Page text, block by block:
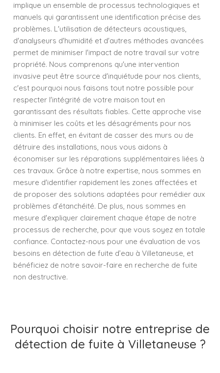
implique un ensemble de processus technologiques et
manuels qui garantissent une identification précise des
problèmes. L'utilisation de détecteurs acoustiques,
d'analyseurs d'humidité et d'autres méthodes avancées
permet de minimiser l'impact de notre travail sur votre
propriété. Nous comprenons qu'une intervention
invasive peut être source d'inquiétude pour nos clients,
c'est pourquoi nous faisons tout notre possible pour
respecter l'intégrité de votre maison tout en
garantissant des résultats fiables. Cette approche vise
à minimiser les coûts et les désagréments pour nos
clients. En effet, en évitant de casser des murs ou de
détruire des installations, nous vous aidons à
économiser sur les réparations supplémentaires liées à
ces travaux. Grâce à notre expertise, nous sommes en
mesure d'identifier rapidement les zones affectées et
de proposer des solutions adaptées pour remédier aux
problèmes d’étanchéité. De plus, nous sommes en
mesure d'expliquer clairement chaque étape de notre
processus de recherche, pour que vous soyez en totale
confiance. Contactez-nous pour une évaluation de vos
besoins en détection de fuite d’eau à Villetaneuse, et
bénéficiez de notre savoir-faire en recherche de fuite
non destructive.
Pourquoi choisir notre entreprise de
détection de fuite à Villetaneuse ?